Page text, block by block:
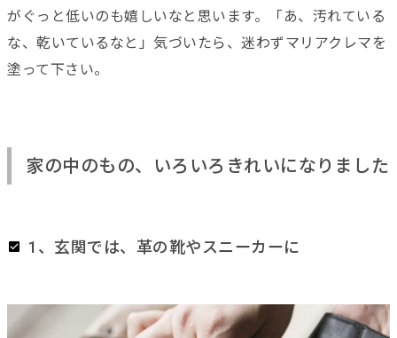
がぐっと低いのも嬉しいなと思います。「あ、汚れている
な、乾いているなと」気づいたら、迷わずマリアクレマを
塗って下さい。
家の中のもの、いろいろきれいになりました
1、玄関では、革の靴やスニーカーに